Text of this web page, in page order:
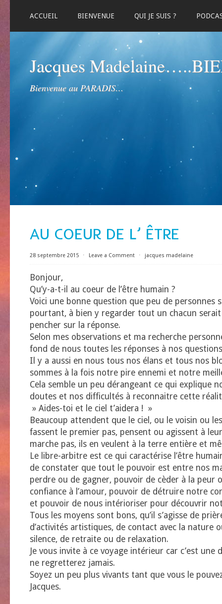
ACCUEIL BIENVENUE QUI JE SUIS ?
Jacques
Bienvenue au PARADIS…
AU COEUR DE L’ ÊTRE
28 septembre 2015 ⋅ Leave a Comment ⋅ jacques madelaine
Bonjour,
Qu’y-a-t-il au coeur de l’être humain ?
Voici une bonne question que peu de personnes
pourtant, à bien y regarder tout un chacun serait
pencher sur la réponse.
Selon mes observations et ma recherche
fond de nous toutes les réponses à nos
Il y a aussi en nous tous nos élans et tous nos
sommes à la fois notre pire ennemi et notre
Cela semble un peu dérangeant ce qui explique
doutes et nos difficultés à reconnaitre cette
» Aides-toi et le ciel t’aidera ! »
Beaucoup attendent que le ciel, ou le voisin ou
fassent le premier pas, pensent ou agissent à
marche pas, ils en veulent à la terre entière et
Le libre-arbitre est ce qui caractérise l’être
de constater que tout le pouvoir est entre nos
perdre ou de gagner, pouvoir de cèder à la peur
confiance à l’amour, pouvoir de détruire notre
et pouvoir de nous intérioriser pour découvrir
Tous les moyens sont bons, qu’il s’agisse de
d’activités artistiques, de contact avec la nature
silence, de retraite ou de relaxation.
Je vous invite à ce voyage intérieur car c’est une
ne regretterez jamais.
Soyez un peu plus vivants tant que vous le
Jacques.